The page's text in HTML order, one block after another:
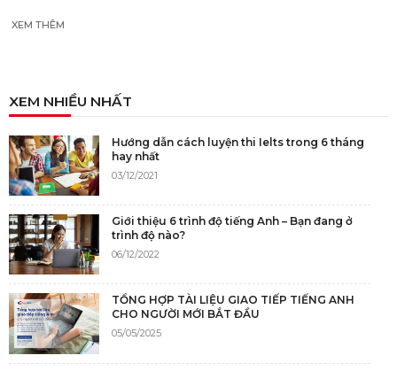
XEM THÊM
XEM NHIỀU NHẤT
Hướng dẫn cách luyện thi Ielts trong 6 tháng
hay nhất
03/12/2021
Giới thiệu 6 trình độ tiếng Anh – Bạn đang ở
trình độ nào?
06/12/2022
TỔNG HỢP TÀI LIỆU GIAO TIẾP TIẾNG ANH
CHO NGƯỜI MỚI BẮT ĐẦU
05/05/2025